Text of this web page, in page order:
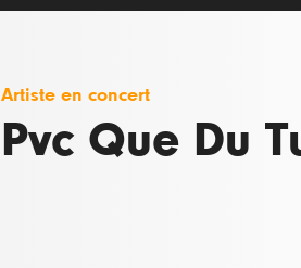
Artiste en concert
Pvc Que Du